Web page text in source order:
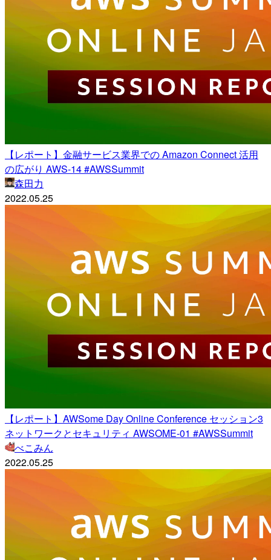
【レポート】金融サービス業界での Amazon Connect 活用
の広がり AWS-14 #AWSSummit
森田力
2022.05.25
【レポート】AWSome Day Online Conference セッション3
ネットワークとセキュリティ AWSOME-01 #AWSSummit
べこみん
2022.05.25